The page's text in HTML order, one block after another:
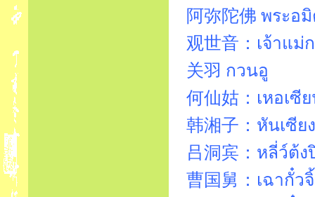
阿弥陀佛 พระอ
观世音：เจ้าแ
关羽 กวนอู
何仙姑：เหอเซี
韩湘子：หันเซีย
吕洞宾：หลี่ว์ต้ง
曹国舅：เฉากั๋ว